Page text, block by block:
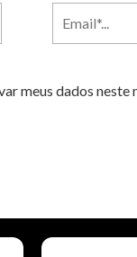
meus dados